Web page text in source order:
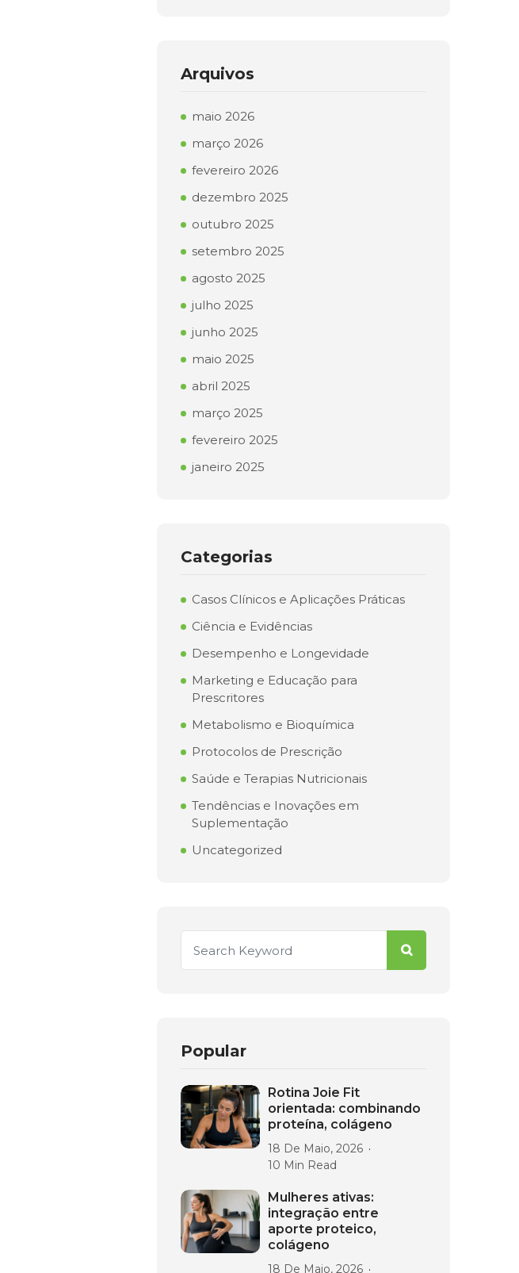
Arquivos
maio 2026
março 2026
fevereiro 2026
dezembro 2025
outubro 2025
setembro 2025
agosto 2025
julho 2025
junho 2025
maio 2025
abril 2025
março 2025
fevereiro 2025
janeiro 2025
Categorias
Casos Clínicos e Aplicações Práticas
Ciência e Evidências
Desempenho e Longevidade
Marketing e Educação para
Prescritores
Metabolismo e Bioquímica
Protocolos de Prescrição
Saúde e Terapias Nutricionais
Tendências e Inovações em
Suplementação
Uncategorized
Popular
Rotina Joie Fit
orientada: combinando
proteína, colágeno
18 De Maio, 2026
10 Min Read
Mulheres ativas:
integração entre
aporte proteico,
colágeno
18 De Maio, 2026